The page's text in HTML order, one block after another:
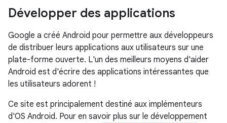
Développer des applications
Google a créé Android pour permettre aux développeurs
de distribuer leurs applications aux utilisateurs sur une
plate-forme ouverte. L'un des meilleurs moyens d'aider
Android est d'écrire des applications intéressantes que
les utilisateurs adorent !
Ce site est principalement destiné aux implémenteurs
d'OS Android. Pour en savoir plus sur le développement